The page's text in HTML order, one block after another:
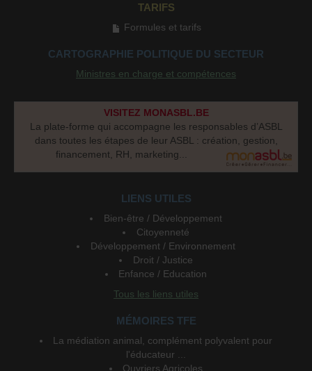
TARIFS
Formules et tarifs
CARTOGRAPHIE POLITIQUE DU SECTEUR
Ministres en charge et compétences
VISITEZ MONASBL.BE
La plate-forme qui accompagne les responsables d’ASBL
dans toutes les étapes de leur ASBL : création, gestion,
financement, RH, marketing...
LIENS UTILES
Bien-être / Développement
Citoyenneté
Développement / Environnement
Droit / Justice
Enfance / Education
Tous les liens utiles
MÉMOIRES TFE
La médiation animal, complément polyvalent pour
l'éducateur ...
Ouvriers Agricoles